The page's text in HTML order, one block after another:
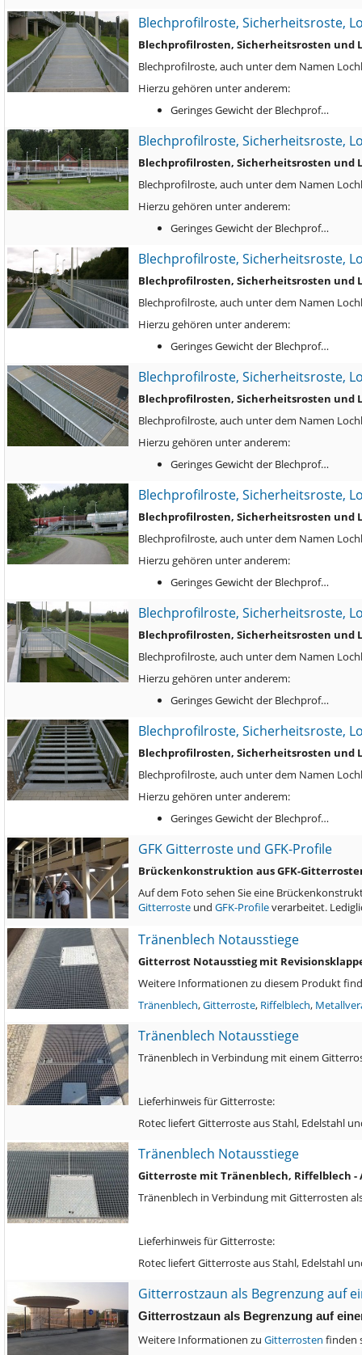
Blechprofilroste, Sicherheitsroste,
Blechprofilrosten, Sicherheitsrosten und
Blechprofilroste, auch unter dem Namen
Hierzu gehören unter anderem:
Geringes Gewicht der Blechprof…
Blechprofilroste, Sicherheitsroste,
Blechprofilrosten, Sicherheitsrosten und
Blechprofilroste, auch unter dem Namen
Hierzu gehören unter anderem:
Geringes Gewicht der Blechprof…
Blechprofilroste, Sicherheitsroste,
Blechprofilrosten, Sicherheitsrosten und
Blechprofilroste, auch unter dem Namen
Hierzu gehören unter anderem:
Geringes Gewicht der Blechprof…
Blechprofilroste, Sicherheitsroste,
Blechprofilrosten, Sicherheitsrosten und
Blechprofilroste, auch unter dem Namen
Hierzu gehören unter anderem:
Geringes Gewicht der Blechprof…
Blechprofilroste, Sicherheitsroste,
Blechprofilrosten, Sicherheitsrosten und
Blechprofilroste, auch unter dem Namen
Hierzu gehören unter anderem:
Geringes Gewicht der Blechprof…
Blechprofilroste, Sicherheitsroste,
Blechprofilrosten, Sicherheitsrosten und
Blechprofilroste, auch unter dem Namen
Hierzu gehören unter anderem:
Geringes Gewicht der Blechprof…
Blechprofilroste, Sicherheitsroste,
Blechprofilrosten, Sicherheitsrosten und
Blechprofilroste, auch unter dem Namen
Hierzu gehören unter anderem:
Geringes Gewicht der Blechprof…
GFK Gitterroste und GFK-Profile
Brückenkonstruktion aus GFK-
Auf dem Foto sehen Sie eine
Gitterroste und GFK-Profileverarbeitet.
Tränenblech Notausstiege
Gitterrost Notausstieg mit
Weitere Informationen zu diesem Produkt
Tränenblech,Gitterroste, Riffelblech,
Tränenblech Notausstiege
Tränenblech in Verbindung mit einem
Lieferhinweis für Gitterroste:
Rotec liefert Gitterroste aus Stahl, Edelstahl
Tränenblech Notausstiege
Gitterroste mit Tränenblech, Riffelblech -
Tränenblech in Verbindung mit Gitterrosten
Lieferhinweis für Gitterroste:
Rotec liefert Gitterroste aus Stahl, Edelstahl
Gitterrostzaun als Begrenzung auf
Gitterrostzaun als Begrenzung auf
Weitere Informationen zu Gitterrosten finden